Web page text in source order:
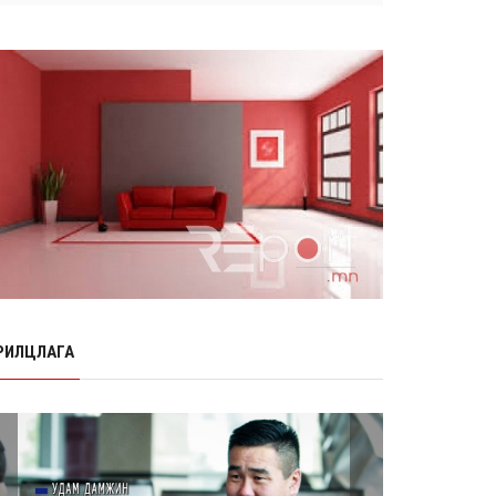
авто замын барилгын ажлын нийт
гүйцэтгэл 74.5 хув...
Нэгдүгээр ангид элсэгчдийн
бүртгэлийг энэ сарын 17-ноос E-
Mongolia системээр зохи...
8 сарын 06, 2026
Өчигдөр согтуугаар тээврийн
хэрэгсэл жолоодсон 95 хэрэг
8 сарын 06, 2026
НӨАТ-ын буцаан олголтыг 8 хувь
болгох өргөдөлд 14 мянга гаруй
иргэн дэмжиж гарын ...
8 сарын 05, 2026